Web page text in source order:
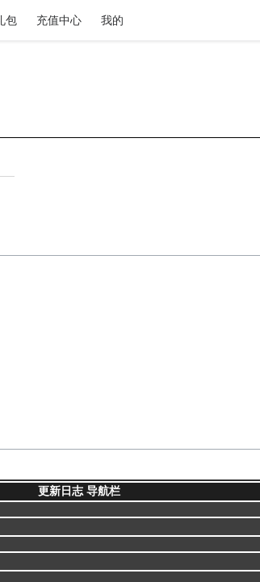
包 充值中心 我的
更新日志 导航栏